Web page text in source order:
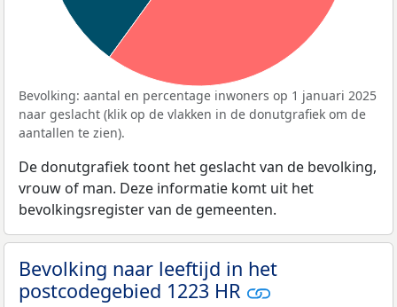
Bevolking: aantal en percentage inwoners op 1 januari 2025
naar geslacht (klik op de vlakken in de donutgrafiek om de
aantallen te zien).
De donutgrafiek toont het geslacht van de bevolking,
vrouw of man. Deze informatie komt uit het
bevolkingsregister van de gemeenten.
Bevolking naar leeftijd in het
postcodegebied 1223 HR